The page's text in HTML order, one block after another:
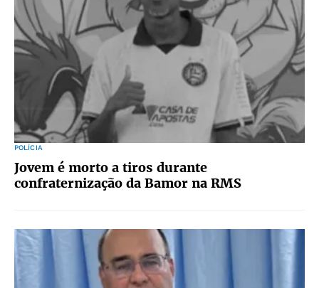
POLÍCIA
Jovem é morto a tiros durante
confraternização da Bamor na RMS